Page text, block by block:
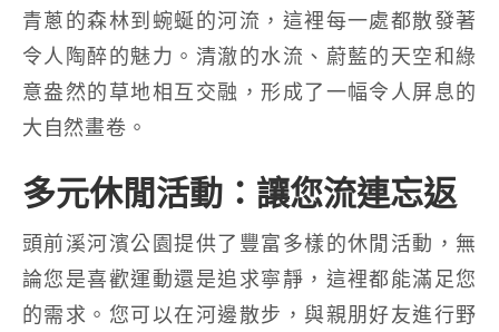
青蔥的森林到蜿蜒的河流，這裡每一處都散發著
令人陶醉的魅力。清澈的水流、蔚藍的天空和綠
意盎然的草地相互交融，形成了一幅令人屏息的
大自然畫卷。
多元休閒活動：讓您流連忘返
頭前溪河濱公園提供了豐富多樣的休閒活動，無
論您是喜歡運動還是追求寧靜，這裡都能滿足您
的需求。您可以在河邊散步，與親朋好友進行野